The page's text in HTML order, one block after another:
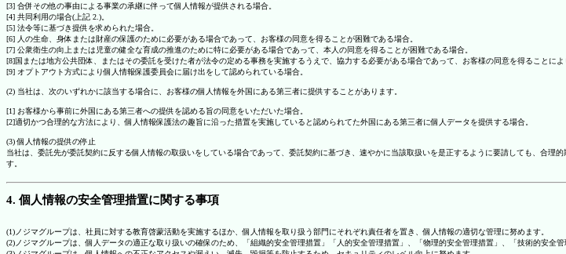
[3] 合併その他の事由による事業の承継に伴って個人情報が提供される場合。
[4] 共同利用の場合(上記 2.)。
[5] 法令等に基づき提供を求められた場合。
[6] 人の生命、身体または財産の保護のために必要がある場合であって、お客様の同意を得ることが困難である場合。
[7] 公衆衛生の向上または児童の健全な育成の推進のために特に必要がある場合であって、本人の同意を得ることが困難である場合。
[8]国または地方公共団体、またはその委託を受けた者が法令の定める事務を実施するうえで、協力する必要がある場合であって、お客様の同意を得ることに
[9] オプトアウト方式により個人情報保護委員会に届け出をして認められている場合。
(2) 当社は、次のいずれかに該当する場合に、お客様の個人情報を外国にある第三者に提供することがあります。
[1] お客様から事前に外国にある第三者への提供を認める旨の同意をいただいた場合。
[2]適切かつ合理的な方法により、個人情報保護法の趣旨に沿った措置を実施していると認められてた外国にある第三者に個人データを提供する場合。
(3) 個人情報の提供の停止
当社は、委託先が委託契約に反する個人情報の取扱いをしている場合であって、委託契約に基づき、速やかに当該取扱いを是正するように要請しても、合
す。
4. 個人情報の安全管理措置に関する事項
(1)ノジマグループは、社員に対する教育啓蒙活動を実施するほか、個人情報を取り扱う部門にそれぞれ責任者を置き、個人情報の適切な管理に努めます。
(2)ノジマグループは、個人データの適正な取り扱いの確保のため、「組織的安全管理措置」「人的安全管理措置」、「物理的安全管理措置」、「技術的安全管